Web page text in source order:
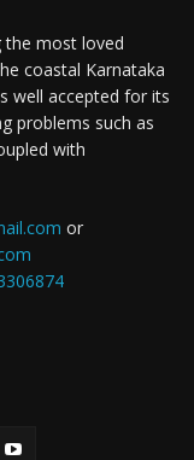
the most loved
coastal Karnataka
well accepted for its
problems such as
with
or